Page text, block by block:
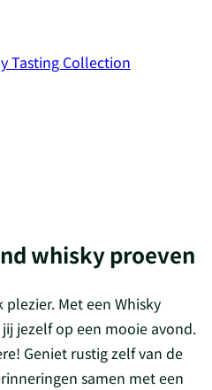
Tasting Collection
whisky proeven
Met een Whisky
jezelf op een mooie avond.
Geniet rustig zelf van de
samen met een